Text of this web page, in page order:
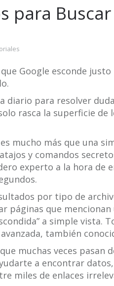
para
Google esconde
diario para resolver
rasca la superficie
mucho más que una
y comandos
experto a la hora de
por tipo de
páginas que
a simple vista.
también
muchas veces pasan
a encontrar
miles de enlaces